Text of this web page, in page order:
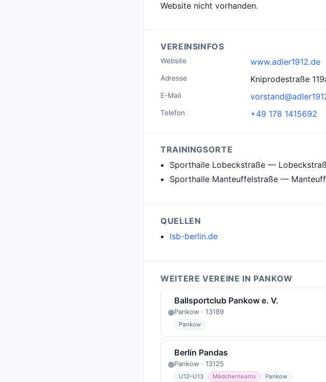
Website nicht vorhanden.
VEREINSINFOS
Website www.adler1912.de
Adresse Kniprodestraße
E-Mail
Telefon +49 178 1415692
TRAININGSORTE
Sporthalle Lobeckstraße —
Sporthalle Manteuffelstraße —
QUELLEN
lsb-berlin.de
WEITERE VEREINE IN PANKOW
Ballsportclub Pankow e. V.
Pankow · 13189
Pankow
Berlin Pandas
Pankow · 13125
U12–U13 Mädchenteams Pankow